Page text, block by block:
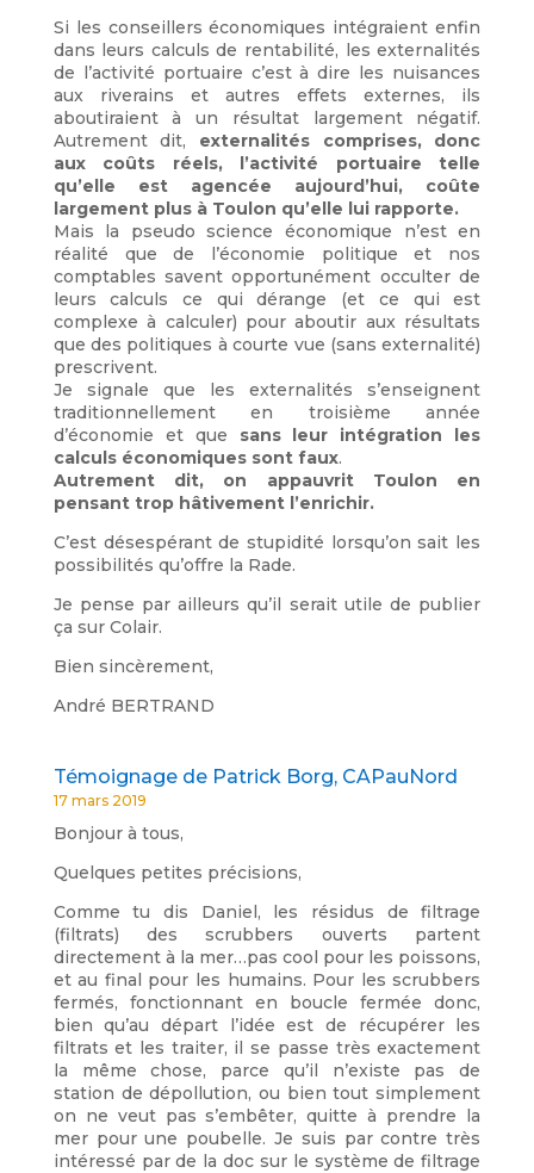
Si les conseillers économiques intégraient enfin
dans leurs calculs de rentabilité, les externalités
de l’activité portuaire c’est à dire les nuisances
aux riverains et autres effets externes, ils
aboutiraient à un résultat largement négatif.
Autrement dit, externalités comprises, donc
aux coûts réels, l’activité portuaire telle
qu’elle est agencée aujourd’hui, coûte
largement plus à Toulon qu’elle lui rapporte.
Mais la pseudo science économique n’est en
réalité que de l’économie politique et nos
comptables savent opportunément occulter de
leurs calculs ce qui dérange (et ce qui est
complexe à calculer) pour aboutir aux résultats
que des politiques à courte vue (sans externalité)
prescrivent.
Je signale que les externalités s’enseignent
traditionnellement en troisième année
d’économie et que sans leur intégration les
calculs économiques sont faux.
Autrement dit, on appauvrit Toulon en
pensant trop hâtivement l’enrichir.
C’est désespérant de stupidité lorsqu’on sait les
possibilités qu’offre la Rade.
Je pense par ailleurs qu’il serait utile de publier
ça sur Colair.
Bien sincèrement,
André BERTRAND
Témoignage de Patrick Borg, CAPauNord
17 mars 2019
Bonjour à tous,
Quelques petites précisions,
Comme tu dis Daniel, les résidus de filtrage
(filtrats) des scrubbers ouverts partent
directement à la mer…pas cool pour les poissons,
et au final pour les humains. Pour les scrubbers
fermés, fonctionnant en boucle fermée donc,
bien qu’au départ l’idée est de récupérer les
filtrats et les traiter, il se passe très exactement
la même chose, parce qu’il n’existe pas de
station de dépollution, ou bien tout simplement
on ne veut pas s’embêter, quitte à prendre la
mer pour une poubelle. Je suis par contre très
intéressé par de la doc sur le système de filtrage